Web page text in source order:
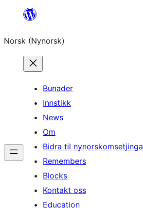
content
Norsk (Nynorsk)
Bunader
Innstikk
News
Om
Bidra til nynorskomsetjinga
Remembers
Blocks
Kontakt oss
Education